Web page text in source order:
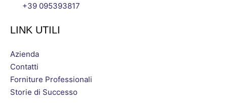
+39 095393817
LINK UTILI
Azienda
Contatti
Forniture Professionali
Storie di Successo